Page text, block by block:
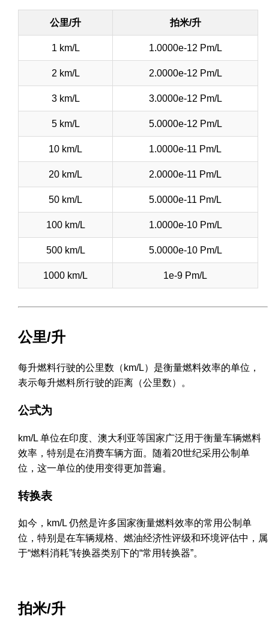
公里/升 拍米/升
1 km/L 1.0000e-12 Pm/L
2 km/L 2.0000e-12 Pm/L
3 km/L 3.0000e-12 Pm/L
5 km/L 5.0000e-12 Pm/L
10 km/L 1.0000e-11 Pm/L
20 km/L 2.0000e-11 Pm/L
50 km/L 5.0000e-11 Pm/L
100 km/L 1.0000e-10 Pm/L
500 km/L 5.0000e-10 Pm/L
1000 km/L 1e-9 Pm/L
公里/升
每升燃料行驶的公里数（km/L）是衡量燃料效率的单位，
表示每升燃料所行驶的距离（公里数）。
公式为
km/L 单位在印度、澳大利亚等国家广泛用于衡量车辆燃料
效率，特别是在消费车辆方面。随着20世纪采用公制单
位，这一单位的使用变得更加普遍。
转换表
如今，km/L 仍然是许多国家衡量燃料效率的常用公制单
位，特别是在车辆规格、燃油经济性评级和环境评估中，属
于“燃料消耗”转换器类别下的“常用转换器”。
拍米/升